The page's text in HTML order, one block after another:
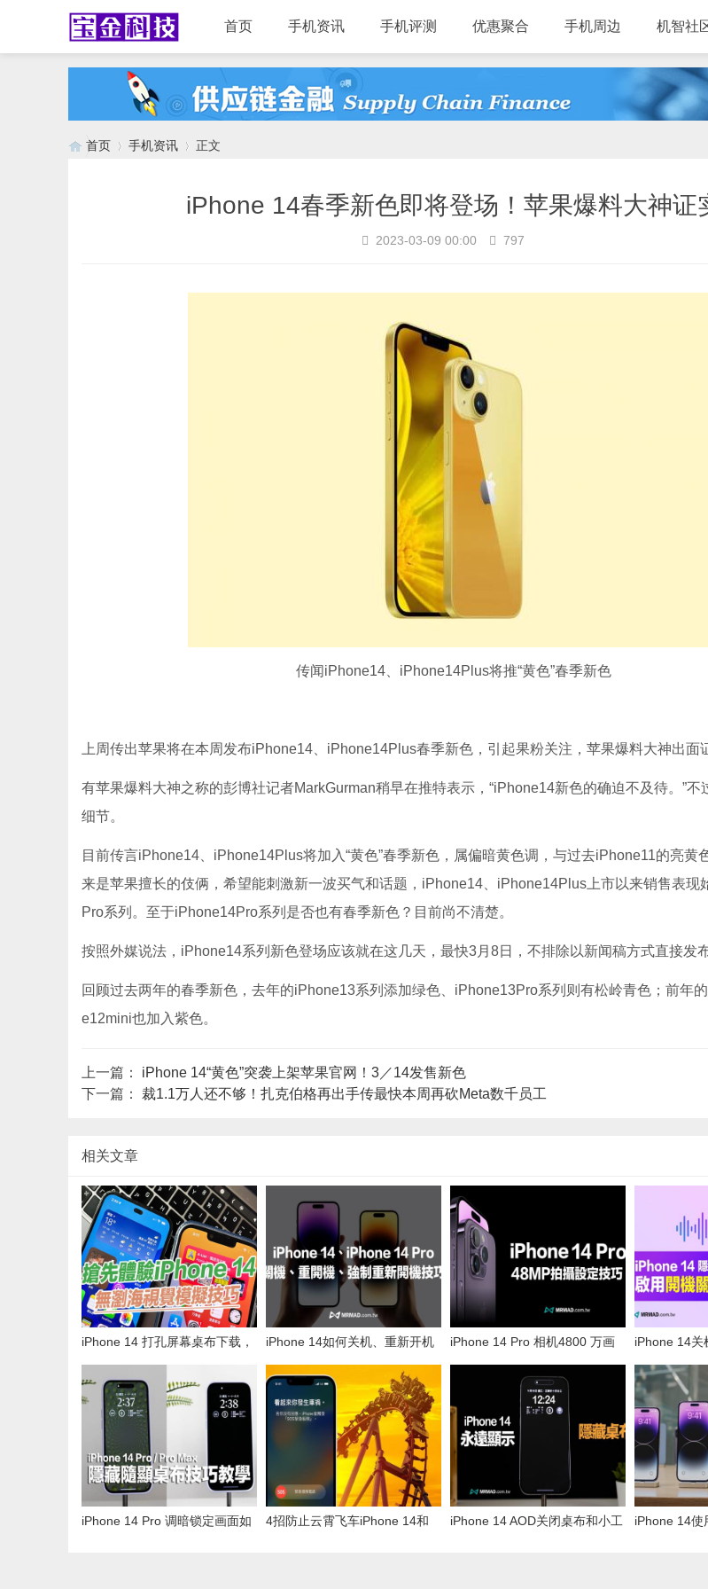
首页 手机资讯 手机评测 优惠聚合 手机周边 机智社
首页 手机资讯 正文
iPhone 14春季新色即将登场！苹果爆料大神证
2023-03-09 00:00 797
传闻iPhone14、iPhone14Plus将推“黄色”春季新色
上周传出苹果将在本周发布iPhone14、iPhone14Plus春季新色，引起果粉关注，苹果爆料大神出面证
有苹果爆料大神之称的彭博社记者MarkGurman稍早在推特表示，“iPhone14新色的确迫不及待。”不
细节。
目前传言iPhone14、iPhone14Plus将加入“黄色”春季新色，属偏暗黄色调，与过去iPhone11的亮黄
来是苹果擅长的伎俩，希望能刺激新一波买气和话题，iPhone14、iPhone14Plus上市以来销售表现
Pro系列。至于iPhone14Pro系列是否也有春季新色？目前尚不清楚。
按照外媒说法，iPhone14系列新色登场应该就在这几天，最快3月8日，不排除以新闻稿方式直接发布
回顾过去两年的春季新色，去年的iPhone13系列添加绿色、iPhone13Pro系列则有松岭青色；前年
e12mini也加入紫色。
上一篇： iPhone 14“黄色”突袭上架苹果官网！3／14发售新色
下一篇： 裁1.1万人还不够！扎克伯格再出手传最快本周再砍Meta数千员工
相关文章
iPhone 14 打孔屏幕桌布下载，
iPhone 14如何关机、重新开机
iPhone 14 Pro 相机4800 万画
iPhone 14关
开？教你一
用
iPhone 14 Pro 调暗锁定画面如
4招防止云霄飞车iPhone 14和
iPhone 14 AOD关闭桌布和小工
iPhone 14使